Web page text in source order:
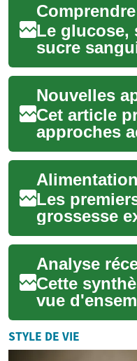
Le glucose,
sucre
source
pour le
Cet article
approches
prise en
infections
abordant le
Les
grossesse
attention
le
Cette
vue
tendances
l'efficacité
antiviraux
STYLE DE VIE